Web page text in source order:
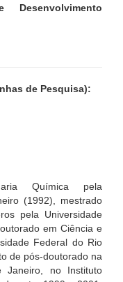
de Pesquisa):
Química pela
(1992), mestrado
pela Universidade
em Ciência e
Federal do Rio
de pós-doutorado na
Janeiro, no Instituto